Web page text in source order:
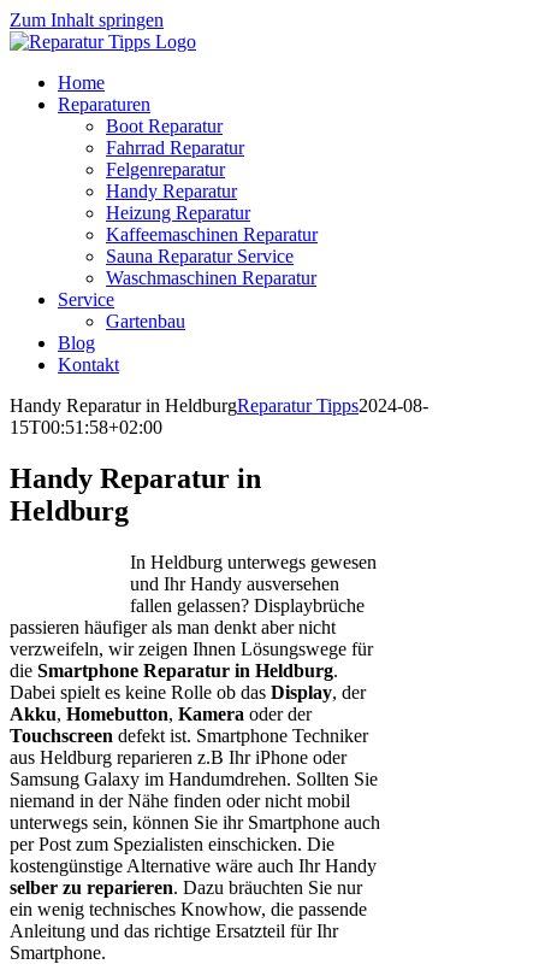
Zum Inhalt springen
Home
Reparaturen
Boot Reparatur
Fahrrad Reparatur
Felgenreparatur
Handy Reparatur
Heizung Reparatur
Kaffeemaschinen Reparatur
Sauna Reparatur Service
Waschmaschinen Reparatur
Service
Gartenbau
Blog
Kontakt
Handy Reparatur in HeldburgReparatur Tipps2024-08-
15T00:51:58+02:00
Handy Reparatur in
Heldburg
In Heldburg unterwegs gewesen
und Ihr Handy ausversehen
fallen gelassen? Displaybrüche
passieren häufiger als man denkt aber nicht
verzweifeln, wir zeigen Ihnen Lösungswege für
die Smartphone Reparatur in Heldburg.
Dabei spielt es keine Rolle ob das Display, der
Akku, Homebutton, Kamera oder der
Touchscreen defekt ist. Smartphone Techniker
aus Heldburg reparieren z.B Ihr iPhone oder
Samsung Galaxy im Handumdrehen. Sollten Sie
niemand in der Nähe finden oder nicht mobil
unterwegs sein, können Sie ihr Smartphone auch
per Post zum Spezialisten einschicken. Die
kostengünstige Alternative wäre auch Ihr Handy
selber zu reparieren. Dazu bräuchten Sie nur
ein wenig technisches Knowhow, die passende
Anleitung und das richtige Ersatzteil für Ihr
Smartphone.